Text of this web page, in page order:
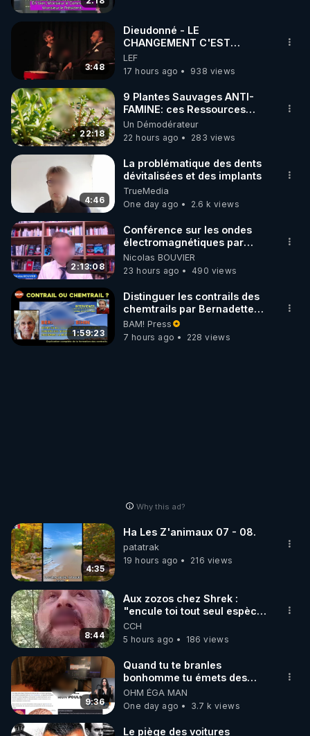
code : REGENERE10
▶ 30 jours gratuit sur l’application de méditation et
de bien-être ENVOL :
Rendez-vous sur https://www.envol.app/code
le code : REGENERE
3:48
Dieudonné - LE
CHANGEMENT C'EST
MAINTENANT
LEF
17 hours ago
938 views
22:18
9 Plantes Sauvages ANTI-
FAMINE: ces Ressources
JARDIN&des Haies
Un Démodérateur
22 hours ago
283 views
4:46
La problématique des dents
dévitalisées et des implants
TrueMedia
One day ago
2.6 k views
2:13:08
Conférence sur les ondes
électromagnétiques par
Grégoire Caustru et Bart de
Wever !
Nicolas BOUVIER
23 hours ago
490 views
1:59:23
Distinguer les contrails des
chemtrails par Bernadette
Bihin
BAM! Press
7 hours ago
228 views
Why this ad?
4:35
Ha Les Z'animaux 07 - 08.
patatrak
19 hours ago
216 views
8:44
Aux zozos chez Shrek :
"encule toi tout seul espèce
de mal polish"
CCH
5 hours ago
186 views
9:36
Quand tu te branles
bonhomme tu émets des
ondes ils ont juste omis de
t'expliquer
OHM ÉGA MAN
One day ago
3.7 k views
Le piège des voitures